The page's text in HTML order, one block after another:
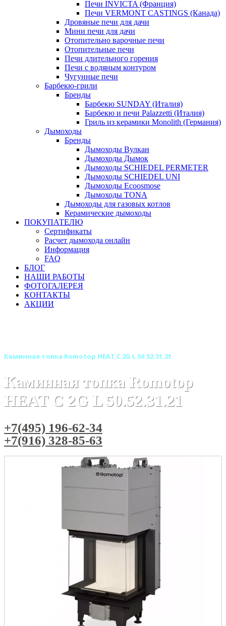
Печи INVICTA (Франция)
Печи VERMONT CASTINGS (Канада)
Дровяные печи для дачи
Мини печи для дачи
Отопительно варочные печи
Отопительные печи
Печи длительного горения
Печи с водяным контуром
Чугунные печи
Барбекю-грили
Бренды
Барбекю SUNDAY (Италия)
Барбекю и печи Palazzetti (Италия)
Гриль из керамики Monolith (Германия)
Дымоходы
Бренды
Дымоходы Вулкан
Дымоходы Дымок
Дымоходы SCHIEDEL PERMETER
Дымоходы SCHIEDEL UNI
Дымоходы Ecoosmose
Дымоходы TONA
Дымоходы для газовых котлов
Керамические дымоходы
ПОКУПАТЕЛЮ
Сертификаты
Расчет дымохода онлайн
Информация
FAQ
БЛОГ
НАШИ РАБОТЫ
ФОТОГАЛЕРЕЯ
КОНТАКТЫ
АКЦИИ
Каминная топка Romotop HEAT C 2G L 50.52.31.21
Каминная топка Romotop
HEAT C 2G L 50.52.31.21
+7(495) 196-62-34
+7(916) 328-85-63